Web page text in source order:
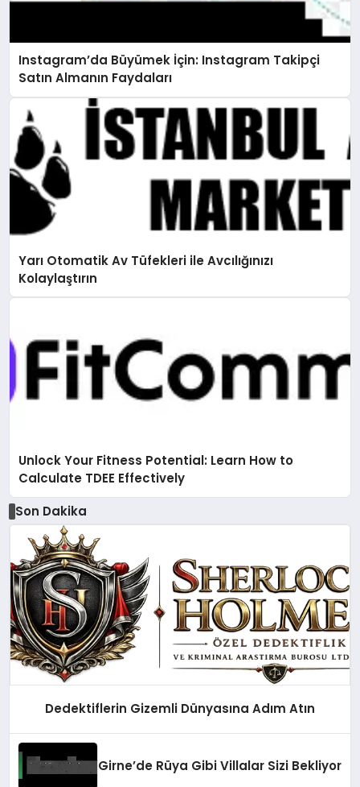
Instagram’da Büyümek İçin: Instagram Takipçi
Satın Almanın Faydaları
Yarı Otomatik Av Tüfekleri ile Avcılığınızı
Kolaylaştırın
Unlock Your Fitness Potential: Learn How to
Calculate TDEE Effectively
Son Dakika
Dedektiflerin Gizemli Dünyasına Adım Atın
Girne’de Rüya Gibi Villalar Sizi Bekliyor